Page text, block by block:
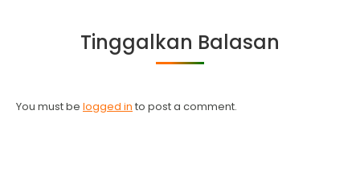
Tinggalkan Balasan
You must be logged in to post a comment.